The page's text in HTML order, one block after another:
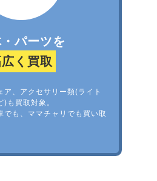
パーツを
く買取
ア、アクセサリー類(ライト
も買取対象。
でも、ママチャリでも買い取